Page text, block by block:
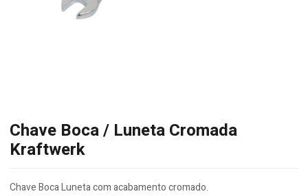
Chave Boca / Luneta Cromada
Kraftwerk
Chave Boca Luneta com acabamento cromado.